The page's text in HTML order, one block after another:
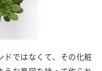
ドではなくて、その化粧